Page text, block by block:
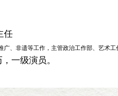
任
、非遗等工作，主管政治工作部、艺术
一级演员。